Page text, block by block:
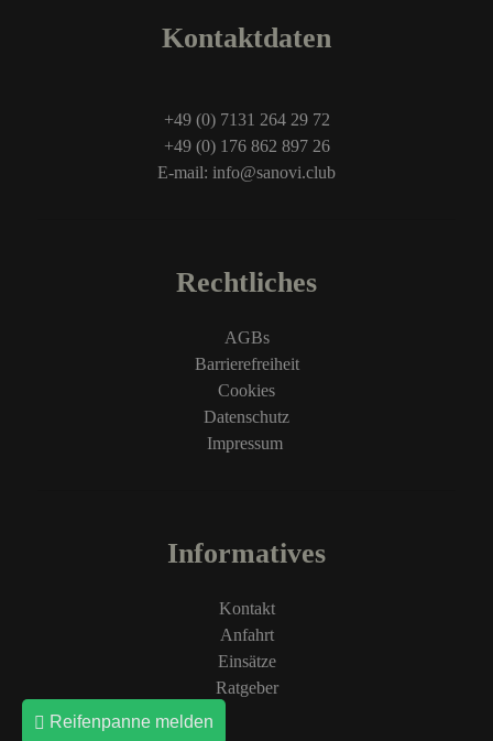
Reifenpanne melden
Kontaktdaten
+49 (0) 7131 264 29 72
+49 (0) 176 862 897 26
E-mail: info@sanovi.club
Rechtliches
AGBs
Barrierefreiheit
Cookies
Datenschutz
Impressum
Informatives
Kontakt
Anfahrt
Einsätze
Ratgeber